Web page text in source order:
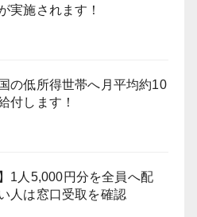
実施されます！
の低所得世帯へ月平均約10
付します！
1人5,000円分を全員へ配
人は窓口受取を確認